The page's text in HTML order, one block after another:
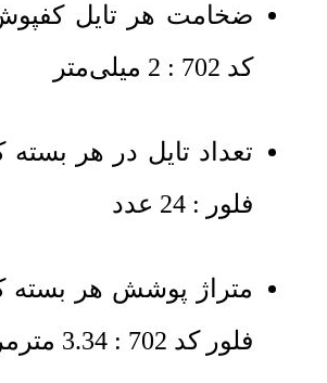
ضخامت هر تایل
کد 702 : 2 میلی‌متر
تعداد تایل در هر
فلور : 24 عدد
متراژ پوشش هر
فلور کد 702 : 3.34 مترمربع